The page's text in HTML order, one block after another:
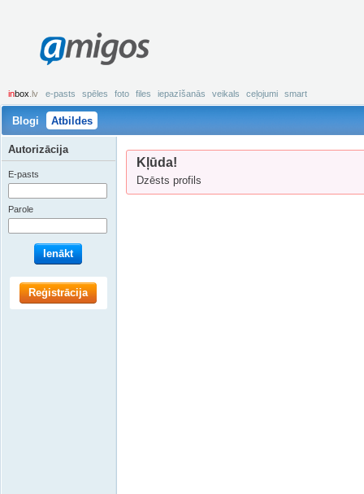
amigos
inbox .lv e-pasts spēles foto files iepazīšanās veikals ceļojumi smart
Blogi Atbildes
Kļūda!
Dzēsts profils
Autorizācija
E-pasts
Parole
Ienākt
Reģistrācija